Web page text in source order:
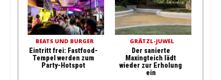
BEATS UND BURGER
Eintritt frei: Fastfood-
Tempel werden zum
Party-Hotspot
GRÄTZL-JUWEL
Der sanierte
Maxingteich lädt
wieder zur Erholung
ein